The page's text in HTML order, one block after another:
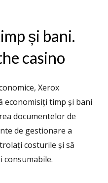
și bani.
casino
Xerox
economisiți timp și bani
documentelor de
de gestionare a
costurile și să
consumabile.